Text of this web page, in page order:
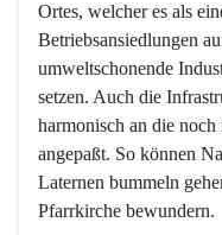
Ortes, welcher es als
Betriebsansiedlungen
umweltschonende
setzen. Auch die
harmonisch an die noch
angepaßt. So können
Laternen bummeln
Pfarrkirche bewundern.